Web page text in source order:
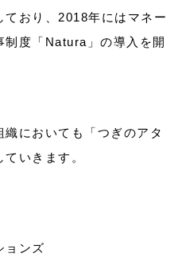
おり、2018年にはマネー
制度「Natura」の導入を開
においても「つぎのアタ
いきます。
ョンズ